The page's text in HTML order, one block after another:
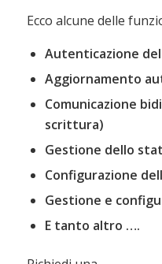
Ecco alcune delle
Autenticazione
Aggiornamento
Comunicazione
scrittura)
Gestione dello
Configurazione
Gestione e
E tanto altro ….